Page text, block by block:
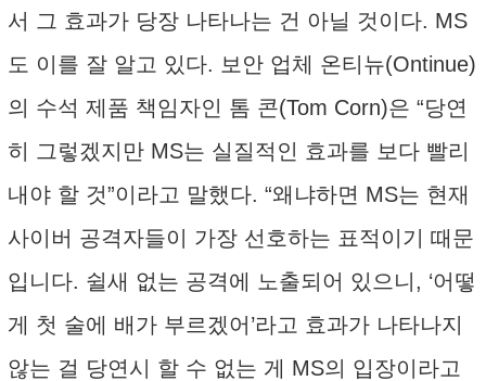
서 그 효과가 당장 나타나는 건 아닐 것이다. MS
도 이를 잘 알고 있다. 보안 업체 온티뉴(Ontinue)
의 수석 제품 책임자인 톰 콘(Tom Corn)은 “당연
히 그렇겠지만 MS는 실질적인 효과를 보다 빨리
내야 할 것”이라고 말했다. “왜냐하면 MS는 현재
사이버 공격자들이 가장 선호하는 표적이기 때문
입니다. 쉴새 없는 공격에 노출되어 있으니, ‘어떻
게 첫 술에 배가 부르겠어’라고 효과가 나타나지
않는 걸 당연시 할 수 없는 게 MS의 입장이라고